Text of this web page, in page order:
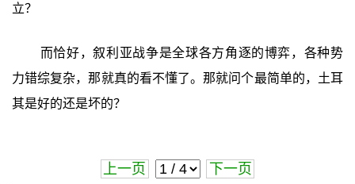
立？
而恰好，叙利亚战争是全球各方角逐的博弈，各种势
力错综复杂，那就真的看不懂了。那就问个最简单的，土耳
其是好的还是坏的？
上一页 下一页